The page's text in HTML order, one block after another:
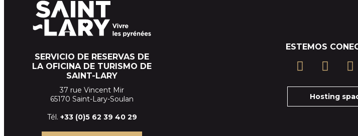
SERVICIO DE RESERVAS DE
LA OFICINA DE TURISMO DE
SAINT-LARY
37 rue Vincent Mir
65170 Saint-Lary-Soulan
Tél. +33 (0)5 62 39 40 29
ESTEMOS
Hosting